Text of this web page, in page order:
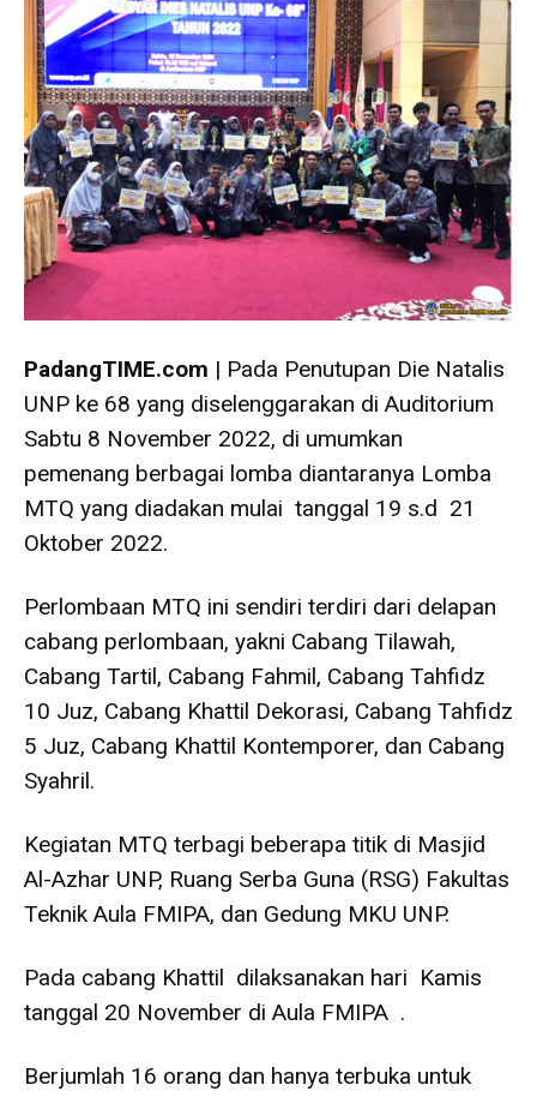
PadangTIME.com | Pada Penutupan Die Natalis
UNP ke 68 yang diselenggarakan di Auditorium
Sabtu 8 November 2022, di umumkan
pemenang berbagai lomba diantaranya Lomba
MTQ yang diadakan mulai tanggal 19 s.d 21
Oktober 2022.
Perlombaan MTQ ini sendiri terdiri dari delapan
cabang perlombaan, yakni Cabang Tilawah,
Cabang Tartil, Cabang Fahmil, Cabang Tahfidz
10 Juz, Cabang Khattil Dekorasi, Cabang Tahfidz
5 Juz, Cabang Khattil Kontemporer, dan Cabang
Syahril.
Kegiatan MTQ terbagi beberapa titik di Masjid
Al-Azhar UNP, Ruang Serba Guna (RSG) Fakultas
Teknik Aula FMIPA, dan Gedung MKU UNP.
Pada cabang Khattil dilaksanakan hari Kamis
tanggal 20 November di Aula FMIPA .
Berjumlah 16 orang dan hanya terbuka untuk